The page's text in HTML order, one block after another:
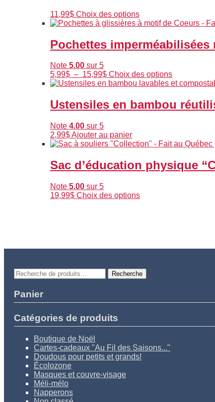
11,99$ Choix des optionsCe
produit
plusieurs
variations.
peuvent
être
sur
la
produit
Pochettes
Note 5.00sur 5
5,99$ – 15,99$Plage
de
5,99$
à
Choix des optionsCe
produit
plusieurs
variations.
être
sur
la
Ustensiles en bambou
Note 4.00sur 5
2,99$Ajouter au panier
Sac d’éducation physique
Note 5.00sur 5
19,99$ Choix des optionsCe
options
choisies
page
Recherche
pour :
Recherche
Panier
Catégories de produits
Boutique de Noël
Cartes-cadeaux "Au Fil des Saisons..."
Doudous pour petits et grands!
Écolozone
Masques et couvre-visage
Méli-mélo
Napperons